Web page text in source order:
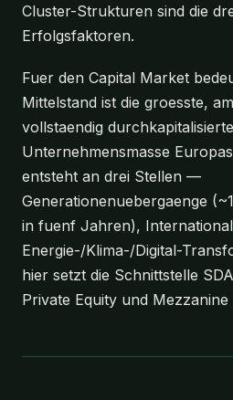
Cluster-Strukturen sind die
Erfolgsfaktoren.
Fuer den Capital Market
Mittelstand ist die groesste,
vollstaendig
Unternehmensmasse
entsteht an drei Stellen —
Generationenuebergaenge
in fuenf Jahren),
Energie-/Klima-/Digital-
hier setzt die Schnittstelle
Private Equity und Mezzanine